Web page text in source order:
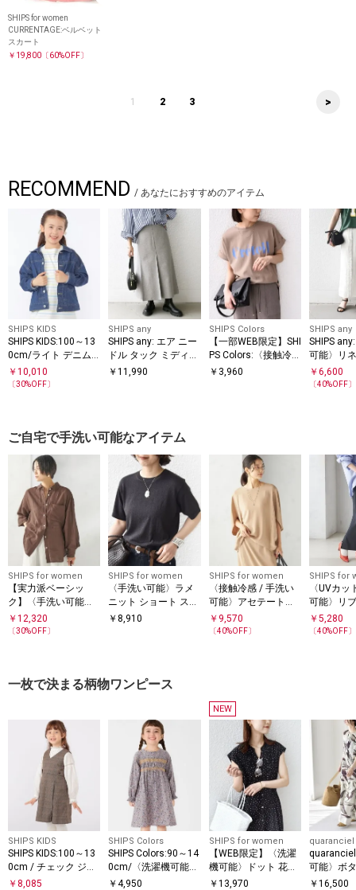
SHIPS for women
CURRENTAGE:ベルベット
スカート
￥19,800〔60%OFF〕
1 2 3 >
RECOMMEND / あなたにおすすめのアイテム
SHIPS KIDS
SHIPS KIDS:100～13
0cm/ライト デニム
ジャケット
￥ 10,010
〔30%OFF〕
SHIPS any
SHIPS any: エア ニー
ドル タック ミディ
スカート
￥11,990
SHIPS Colors
【一部WEB限定】SHI
PS Colors:〈接触冷
感・UVカット〉ビッ
￥ 3,960
SHIPS any
SHIPS
可能〉リ
ス Iライン
ージー ス
￥6,600
〔40%OFF〕
ご自宅で手洗い可能なアイテム
SHIPS for women
【実力派ベーシッ
ク】〈手洗い可能〉I
MPERIAL LINEN 混 オ
ーバー サイズ シャツ
￥ 12,320
〔30%OFF〕
SHIPS for women
〈手洗い可能〉ラメ
ニット ショート スリ
ーブ プルオーバー
￥8,910
SHIPS for women
〈接触冷感 / 手洗い
可能〉アセテート混
バック サテン ドルマ
ン ブラウス
￥ 9,570
〔40%OFF〕
SHIPS for
〈UVカ
可能〉リ
ー 2WAY
スカート
￥5,280
〔40%OFF〕
一枚で決まる柄物ワンピース
SHIPS KIDS
SHIPS KIDS:100～13
0cm / チェック ジャ
ンパー スカート
￥ 8,085
SHIPS Colors
SHIPS Colors:90～14
0cm/〈洗濯機可能〉
スモッキング フラワ
￥4,950
NEW
SHIPS for women
【WEB限定】〈洗濯
機可能〉ドット 花柄
サイド プリーツ フレ
￥ 13,970
quaranciel
可能〉ボ
リント ク
￥16,500